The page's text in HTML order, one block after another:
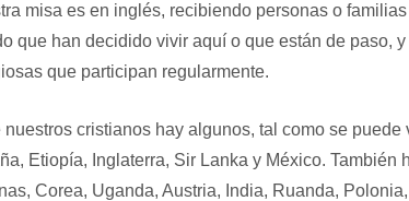
misa es en inglés, recibiendo personas o
que han decidido vivir aquí o que están de paso,
que participan regularmente.
nuestros cristianos hay algunos, tal como se
Etiopía, Inglaterra, Sir Lanka y México. También
Corea, Uganda, Austria, India, Ruanda,